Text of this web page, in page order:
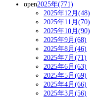
open2025年(771)
2025年12月(48)
2025年11月(70)
2025年10月(90)
2025年9月(68)
2025年8月(46)
2025年7月(71)
2025年6月(63)
2025年5月(69)
2025年4月(66)
2025年3月(56)